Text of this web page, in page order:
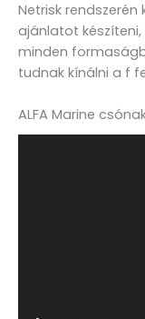
Netrisk
ajánlatot
minden
tudnak kínálni a f
ALFA Marine